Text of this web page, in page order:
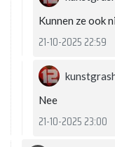
Kunnen ze ook
21-10-2025 22:59
Nee
21-10-2025 23:00